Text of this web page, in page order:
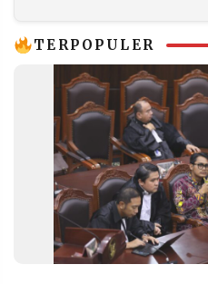
TERPOPULER